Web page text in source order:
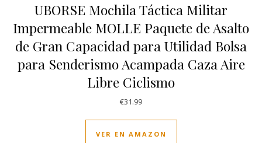
UBORSE Mochila Táctica Militar
Impermeable MOLLE Paquete de Asalto
de Gran Capacidad para Utilidad Bolsa
para Senderismo Acampada Caza Aire
Libre Ciclismo
€31.99
VER EN AMAZON